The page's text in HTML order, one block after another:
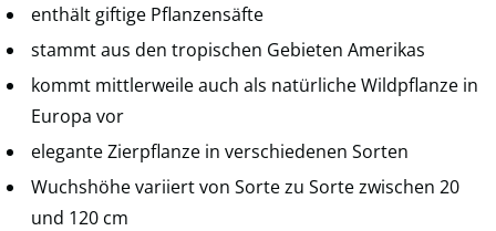
enthält giftige Pflanzensäfte
stammt aus den tropischen Gebieten Amerikas
kommt mittlerweile auch als natürliche Wildpflanze in
Europa vor
elegante Zierpflanze in verschiedenen Sorten
Wuchshöhe variiert von Sorte zu Sorte zwischen 20
und 120 cm